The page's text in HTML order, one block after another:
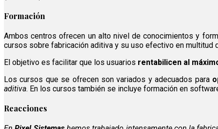
Formación
Ambos centros ofrecen un alto nivel de conocimientos y
cursos sobre fabricación aditiva y su uso efectivo en multitud
El objetivo es facilitar que los usuarios rentabilicen al
Los cursos que se ofrecen son variados y adecuados para
aditiva. En los cursos también se incluye formación en
Reacciones